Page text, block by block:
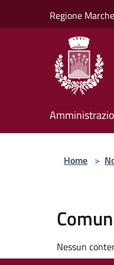
Regione Marche
Home >
Nessun